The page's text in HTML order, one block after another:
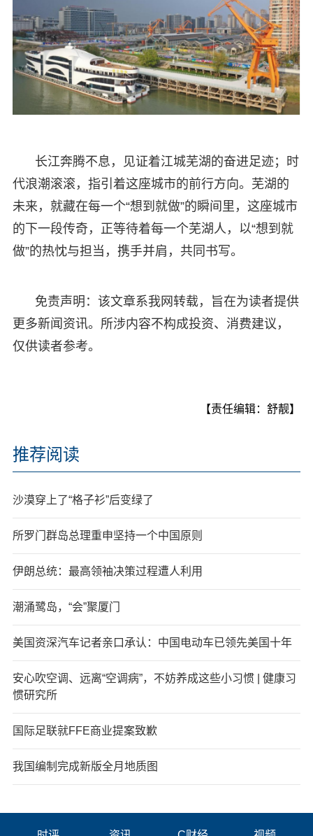
长江奔腾不息，见证着江城芜湖的奋进足迹；时
代浪潮滚滚，指引着这座城市的前行方向。芜湖的
未来，就藏在每一个“想到就做”的瞬间里，这座城市
的下一段传奇，正等待着每一个芜湖人，以“想到就
做”的热忱与担当，携手并肩，共同书写。
免责声明：该文章系我网转载，旨在为读者提供
更多新闻资讯。所涉内容不构成投资、消费建议，
仅供读者参考。
【责任编辑：舒靓】
推荐阅读
沙漠穿上了“格子衫”后变绿了
所罗门群岛总理重申坚持一个中国原则
伊朗总统：最高领袖决策过程遭人利用
潮涌鹭岛，“会”聚厦门
美国资深汽车记者亲口承认：中国电动车已领先美国十年
安心吹空调、远离“空调病”，不妨养成这些小习惯 | 健康习
惯研究所
国际足联就FFE商业提案致歉
我国编制完成新版全月地质图